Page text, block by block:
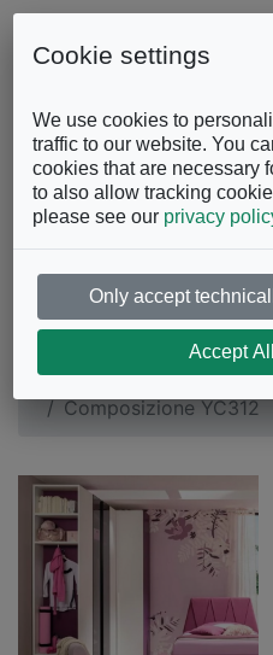
Skip to content
FacebookInstagramYouTube
Camera ragazzi
Composizione YC312
Cookie settings
We use cookies to
traffic to our website. You
cookies that are necessary
to also allow tracking
please see our privacy
Only accept
Accept